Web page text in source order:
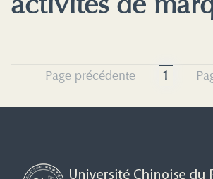
Page précédente 1